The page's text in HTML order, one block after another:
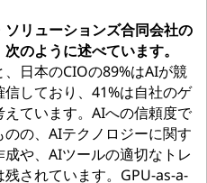
リューションズ合同会社の
のように述べています。
、日本のCIOの89%はAIが競
しており、41%は自社のゲ
ています。AIへの信頼度で
の、AIテクノロジーに関す
や、AIツールの適切なトレ
されています。GPU-as-a-